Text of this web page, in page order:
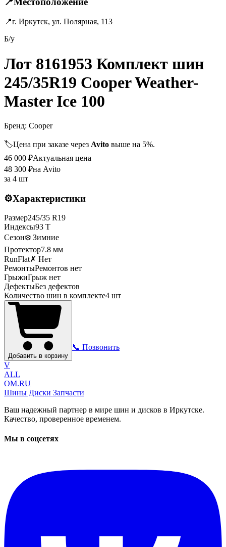
📍г. Иркутск, ул. Полярная, 113
Б/у
Лот 8161953 Комплект шин
245/35R19 Cooper Weather-
Master Ice 100
Бренд: Cooper
🏷️Цена при заказе через Avito выше на 5%.
46 000 ₽Актуальная цена
48 300 ₽на Avito
за 4 шт
⚙️Характеристики
Размер245/35 R19
Индексы93 T
Сезон❄️ Зимние
Протектор7.8 мм
RunFlat✗ Нет
РемонтыРемонтов нет
ГрыжиГрыж нет
ДефектыБез дефектов
Количество шин в комплекте4 шт
Добавить в корзину
📞 Позвонить
V
ALL
OM.RU
Шины Диски Запчасти
Ваш надежный партнер в мире шин и дисков в Иркутске.
Качество, проверенное временем.
Мы в соцсетях